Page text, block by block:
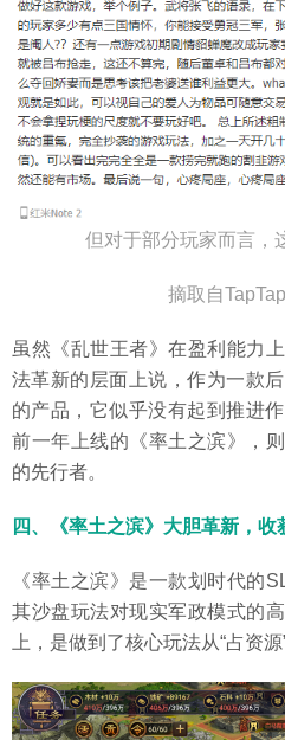
但对于部分玩家而言，
摘取自
虽然《乱世王者》在盈利能力
法革新的层面上说，作为一款
的产品，它似乎没有起到推进
前一年上线的《率土之滨》，
的先行者。
四、《率土之滨》大胆革新，
《率土之滨》是一款划时代的
其沙盘玩法对现实军政模式的
上，是做到了核心玩法从“占资源